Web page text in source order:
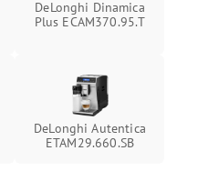
DeLonghi Dinamica
Plus ECAM370.95.T
DeLonghi Autentica
ETAM29.660.SB